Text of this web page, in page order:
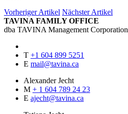
Vorheriger Artikel Nächster Artikel
TAVINA FAMILY OFFICE
dba TAVINA Management Corporation
T +1 604 899 5251
E mail@tavina.ca
Alexander Jecht
M + 1 604 789 24 23
E ajecht@tavina.ca